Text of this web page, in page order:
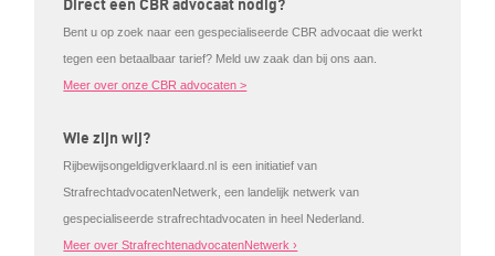
Direct een CBR advocaat nodig?
Bent u op zoek naar een gespecialiseerde CBR advocaat die werkt
tegen een betaalbaar tarief? Meld uw zaak dan bij ons aan.
Meer over onze CBR advocaten >
Wie zijn wij?
Rijbewijsongeldigverklaard.nl is een initiatief van
StrafrechtadvocatenNetwerk, een landelijk netwerk van
gespecialiseerde strafrechtadvocaten in heel Nederland.
Meer over StrafrechtenadvocatenNetwerk ›